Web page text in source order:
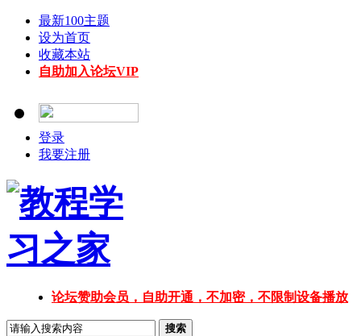
最新100主题
设为首页
收藏本站
自助加入论坛VIP
登录
我要注册
论坛赞助会员，自助开通，不加密，不限制设备播放
搜索